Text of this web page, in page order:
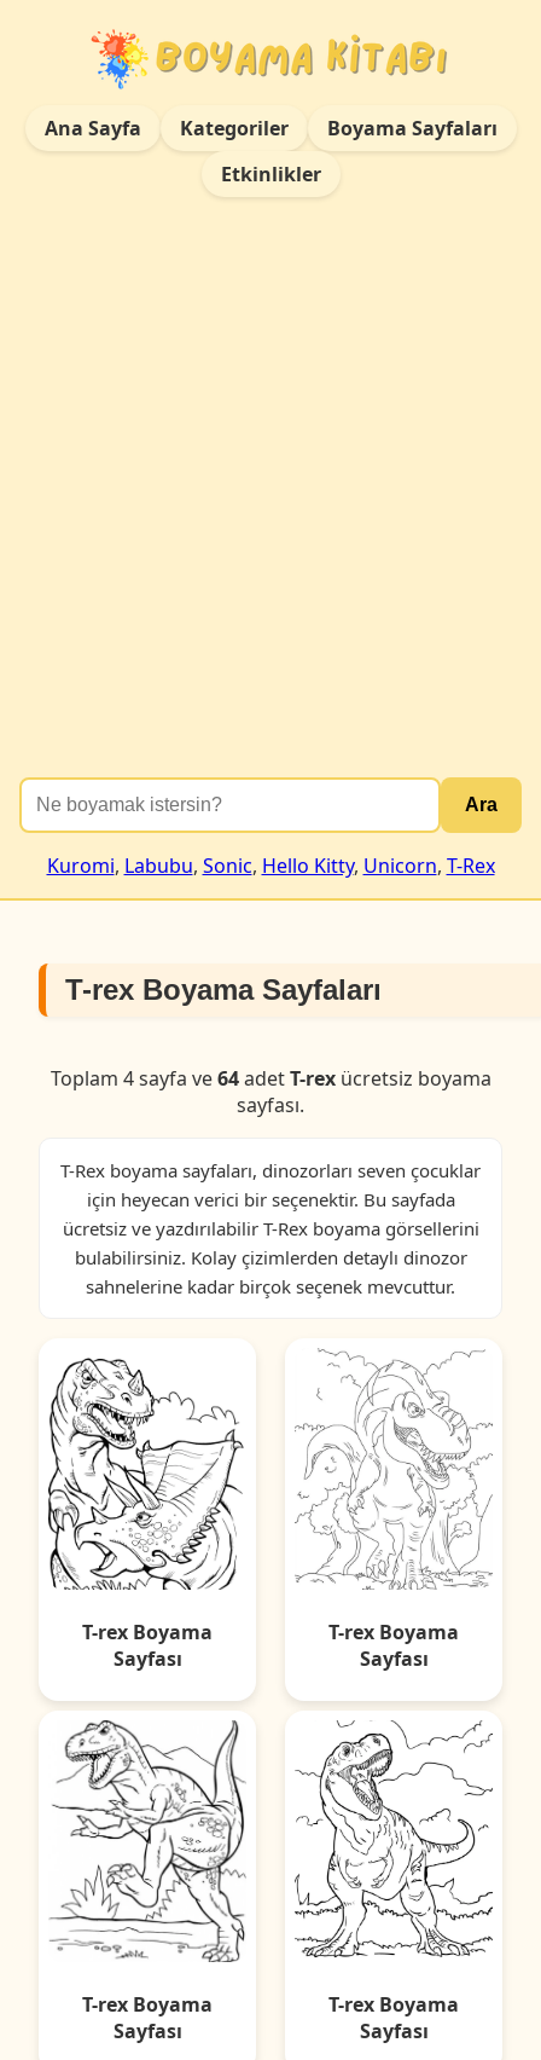
Ana Sayfa Kategoriler
Boyama Sayfaları
Etkinlikler
Ara
Kuromi, Labubu, Sonic, Hello Kitty, Unicorn, T-Rex
T-rex Boyama Sayfaları
Toplam 4 sayfa ve64adetT-rexücretsiz boyama
sayfası.
T-Rex boyama sayfaları, dinozorları seven çocuklar
için heyecan verici bir seçenektir. Bu sayfada
ücretsiz ve yazdırılabilir T-Rex boyama görsellerini
bulabilirsiniz. Kolay çizimlerden detaylı dinozor
sahnelerine kadar birçok seçenek mevcuttur.
T-rex Boyama
Sayfası
T-rex Boyama
Sayfası
T-rex Boyama
Sayfası
T-rex Boyama
Sayfası